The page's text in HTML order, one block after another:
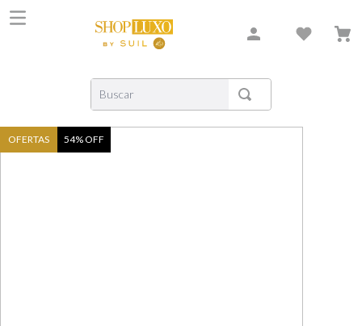
Buscar
OFERTAS 54% OFF